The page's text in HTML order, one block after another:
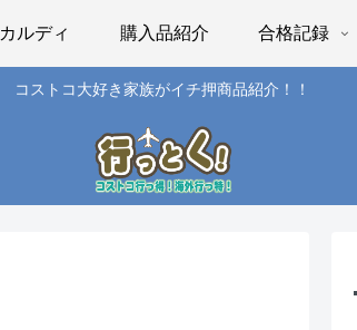
コストコ大好き家族がイチ押商品紹介！！
カルディ 購入品紹介 合格記録